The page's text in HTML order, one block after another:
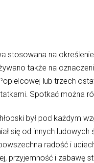
stosowana na
także na
lub trzech
Spotkać można
był pod każdym
się od innych
radość i
przyjemność i zabawę